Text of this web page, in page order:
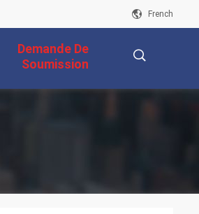
French
Demande De
Soumission